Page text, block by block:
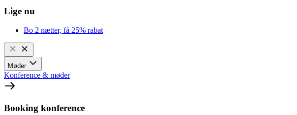
Lige nu
Bo 2 nætter, få 25% rabat
Møder
Konference & møder
Booking konference